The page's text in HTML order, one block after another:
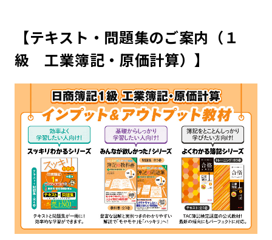
【テキスト・問題集のご案内（１
級 工業簿記・原価計算）】